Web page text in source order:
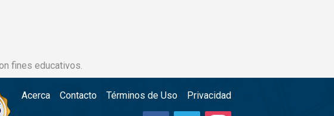
fines educativos.
Acerca Contacto Términos de Uso Privacidad